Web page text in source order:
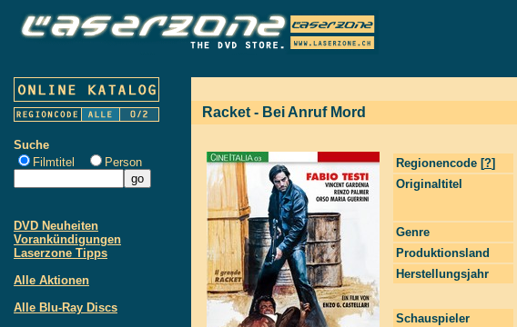
Suche
Filmtitel
Person
DVD Neuheiten
Vorankündigungen
Laserzone Tipps
Alle Aktionen
Alle Blu-Ray Discs
Racket - Bei Anruf Mord
Regionencode [?]
Originaltitel
Genre
Produktionsland
Herstellungsjahr
Schauspieler